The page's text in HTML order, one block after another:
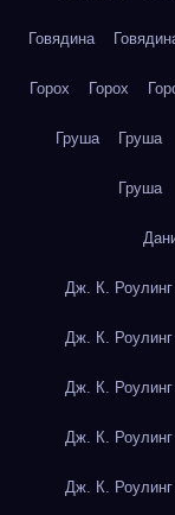
Говядина
Горох Горох
Груша Груша
Груша
Дж. К.
Дж. К.
Дж. К.
Дж. К.
Дж. К.